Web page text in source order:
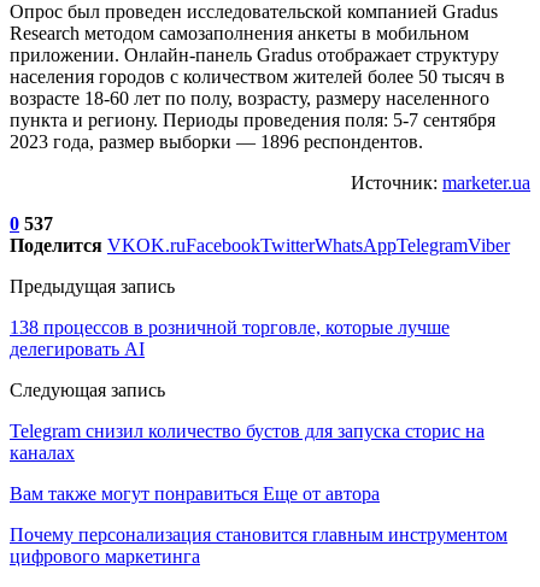
Опрос был проведен исследовательской компанией Gradus
Research методом самозаполнения анкеты в мобильном
приложении. Онлайн-панель Gradus отображает структуру
населения городов с количеством жителей более 50 тысяч в
возрасте 18-60 лет по полу, возрасту, размеру населенного
пункта и региону. Периоды проведения поля: 5-7 сентября
2023 года, размер выборки — 1896 респондентов.
Источник: marketer.ua
0 537
Поделится VKOK.ruFacebookTwitterWhatsAppTelegramViber
Предыдущая запись
138 процессов в розничной торговле, которые лучше
делегировать AI
Следующая запись
Telegram снизил количество бустов для запуска сторис на
каналах
Вам также могут понравиться Еще от автора
Почему персонализация становится главным инструментом
цифрового маркетинга